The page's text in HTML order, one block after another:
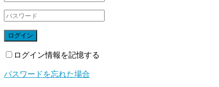
ログイン
ログイン情報を記憶する
パスワードを忘れた場合